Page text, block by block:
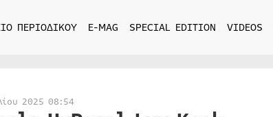
ΠΕΡΙΟΔΙΚΟΥ E-MAG SPECIAL EDITION VIDEOS
2025 08:54